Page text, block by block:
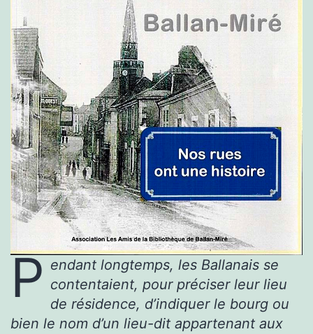
P endant longtemps, les Ballanais se
contentaient, pour préciser leur lieu
de résidence, d’indiquer le bourg ou
bien le nom d’un lieu-dit appartenant aux